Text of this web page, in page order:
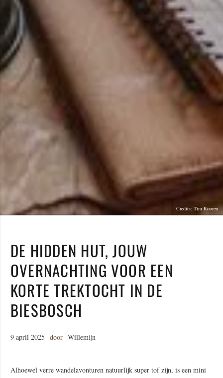
Credits: Tim Kooren
DE HIDDEN HUT, JOUW
OVERNACHTING VOOR EEN
KORTE TREKTOCHT IN DE
BIESBOSCH
9 april 2025 door Willemijn
Alhoewel verre wandelavonturen natuurlijk super tof zijn, is een mini